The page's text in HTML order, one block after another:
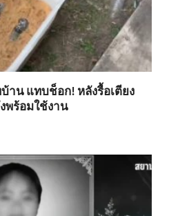
าน แทบช็อก! หลังรื้อเตียง
พร้อมใช้งาน